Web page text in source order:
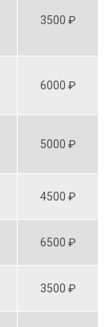
3500 ₽
6000 ₽
5000 ₽
4500 ₽
6500 ₽
3500 ₽